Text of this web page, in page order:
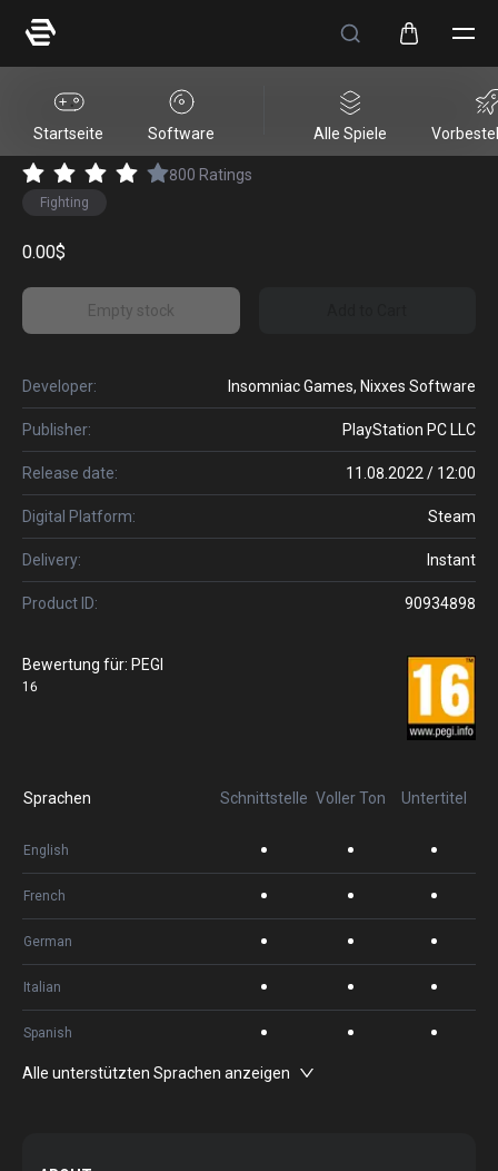
Startseite Software Alle Spiele
Marvel's Spider-Man Remastered
800 Ratings
Fighting
0.00$
Empty stock
Developer: Insomniac Games, Nixxes Software
Publisher: PlayStation PC LLC
Release date: 11.08.2022 / 12:00
Digital Platform: Steam
Delivery: Instant
Product ID: 90934898
Bewertung für: PEGI
16
Sprachen Schnittstelle Voller Ton Untertitel
English
French
German
Italian
Spanish
Alle unterstützten Sprachen anzeigen